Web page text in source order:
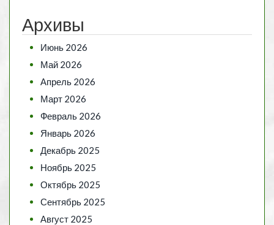
Архивы
Июнь 2026
Май 2026
Апрель 2026
Март 2026
Февраль 2026
Январь 2026
Декабрь 2025
Ноябрь 2025
Октябрь 2025
Сентябрь 2025
Август 2025